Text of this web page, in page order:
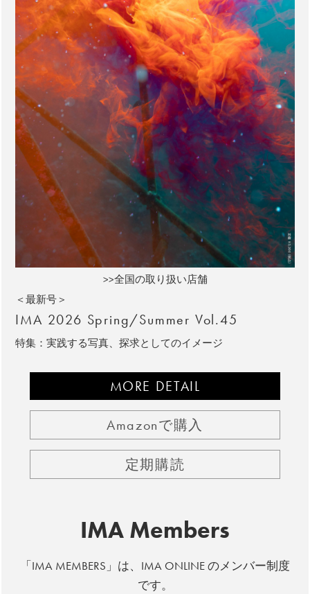
>>全国の取り扱い店舗
＜最新号＞
IMA 2026 Spring/Summer Vol.45
特集：実践する写真、探求としてのイメージ
MORE DETAIL
Amazonで購入
定期購読
IMA Members
「IMA MEMBERS」は、IMA ONLINE のメンバー制度
です。